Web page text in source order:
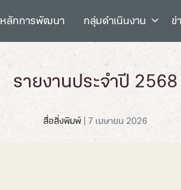
หลักการพัฒนา กลุ่มดำเนินงาน ข่
รายงานประจำปี 2568
สื่อสิ่งพิมพ์ 7 เมษายน 2026